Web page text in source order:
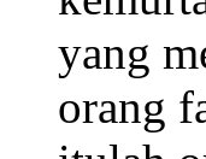
yang
orang